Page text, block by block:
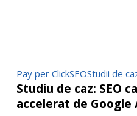
Studiu
de
caz:
Pay per ClickSEOStudii de
Studiu de caz: SEO
accelerat de Google